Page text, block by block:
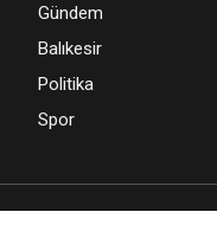
Gündem
Balıkesir
Politika
Spor